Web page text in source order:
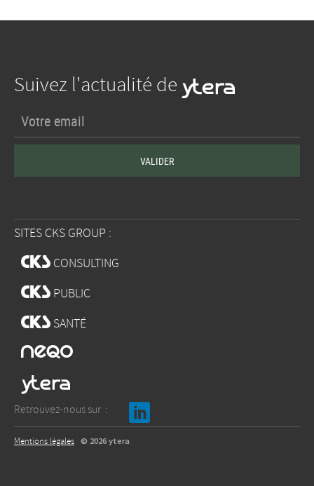
Suivez l'actualité de
SITES CKS GROUP :
w CONSULTING
w PUBLIC
w SANTÉ
x
Retrouvez-nous sur : b
Mentions légales © 2026 ytera